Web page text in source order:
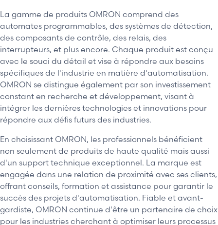
La gamme de produits OMRON comprend des
automates programmables, des systèmes de détection,
des composants de contrôle, des relais, des
interrupteurs, et plus encore. Chaque produit est conçu
avec le souci du détail et vise à répondre aux besoins
spécifiques de l'industrie en matière d'automatisation.
OMRON se distingue également par son investissement
constant en recherche et développement, visant à
intégrer les dernières technologies et innovations pour
répondre aux défis futurs des industries.
En choisissant OMRON, les professionnels bénéficient
non seulement de produits de haute qualité mais aussi
d'un support technique exceptionnel. La marque est
engagée dans une relation de proximité avec ses clients,
offrant conseils, formation et assistance pour garantir le
succès des projets d'automatisation. Fiable et avant-
gardiste, OMRON continue d'être un partenaire de choix
pour les industries cherchant à optimiser leurs processus